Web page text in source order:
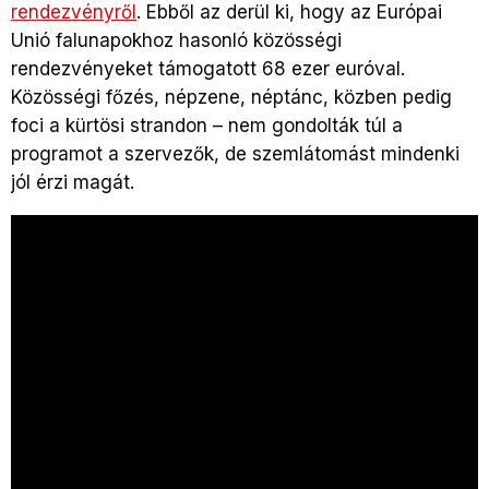
rendezvényről. Ebből az derül ki, hogy az Európai
Unió falunapokhoz hasonló közösségi
rendezvényeket támogatott 68 ezer euróval.
Közösségi főzés, népzene, néptánc, közben pedig
foci a kürtösi strandon – nem gondolták túl a
programot a szervezők, de szemlátomást mindenki
jól érzi magát.